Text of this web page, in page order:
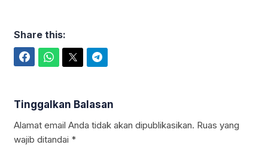
Share this:
Tinggalkan Balasan
Alamat email Anda tidak akan dipublikasikan. Ruas yang
wajib ditandai *